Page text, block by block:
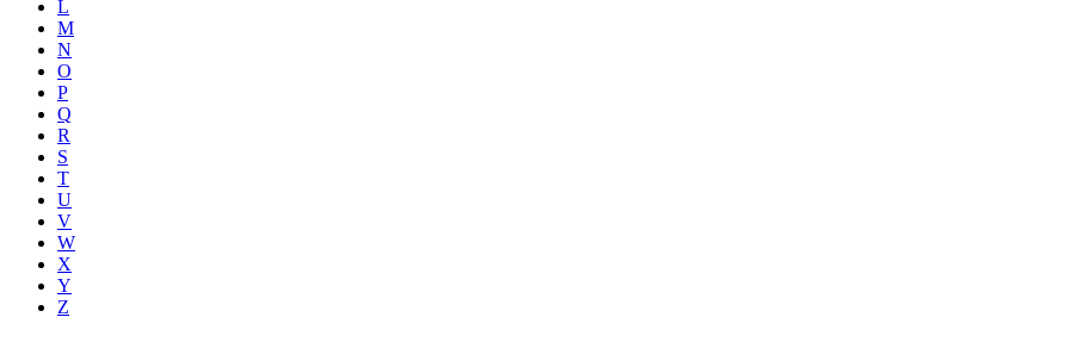
L
M
N
O
P
Q
R
S
T
U
V
W
X
Y
Z